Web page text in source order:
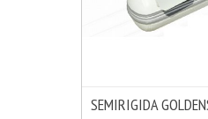
SEMIRIGIDA